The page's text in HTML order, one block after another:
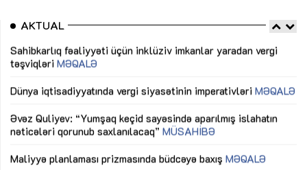
AKTUAL
Sahibkarlıq fəaliyyəti üçün inklüziv imkanlar yaradan vergi
təşviqləri MƏQALƏ
Dünya iqtisadiyyatında vergi siyasətinin imperativləri MƏQALƏ
Əvəz Quliyev: “Yumşaq keçid sayəsində aparılmış islahatın
nəticələri qorunub saxlanılacaq” MÜSAHİBƏ
Maliyyə planlaması prizmasında büdcəyə baxış MƏQALƏ